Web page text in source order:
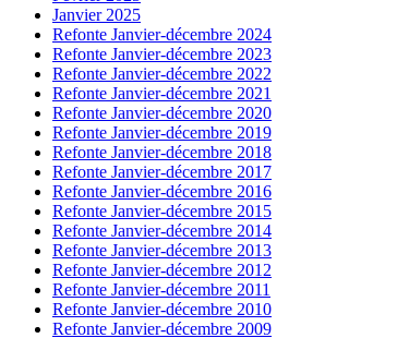
Janvier 2025
Refonte Janvier-décembre 2024
Refonte Janvier-décembre 2023
Refonte Janvier-décembre 2022
Refonte Janvier-décembre 2021
Refonte Janvier-décembre 2020
Refonte Janvier-décembre 2019
Refonte Janvier-décembre 2018
Refonte Janvier-décembre 2017
Refonte Janvier-décembre 2016
Refonte Janvier-décembre 2015
Refonte Janvier-décembre 2014
Refonte Janvier-décembre 2013
Refonte Janvier-décembre 2012
Refonte Janvier-décembre 2011
Refonte Janvier-décembre 2010
Refonte Janvier-décembre 2009